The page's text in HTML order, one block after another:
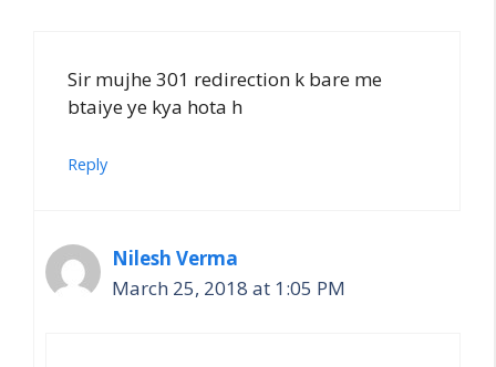
Sir mujhe 301 redirection k bare me
btaiye ye kya hota h
Reply
Nilesh Verma
March 25, 2018 at 1:05 PM